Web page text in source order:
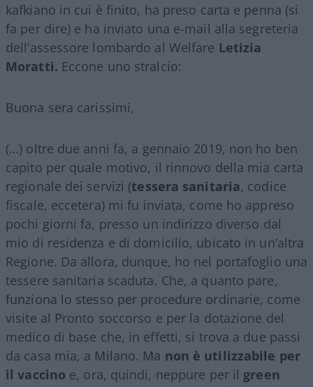
kafkiano in cui è finito, ha preso carta e penna (si
fa per dire) e ha inviato una e-mail alla segreteria
dell’assessore lombardo al Welfare Letizia
Moratti. Eccone uno stralcio:
Buona sera carissimi,
(…) oltre due anni fa, a gennaio 2019, non ho ben
capito per quale motivo, il rinnovo della mia carta
regionale dei servizi (tessera sanitaria, codice
fiscale, eccetera) mi fu inviata, come ho appreso
pochi giorni fa, presso un indirizzo diverso dal
mio di residenza e di domicilio, ubicato in un’altra
Regione. Da allora, dunque, ho nel portafoglio una
tessere sanitaria scaduta. Che, a quanto pare,
funziona lo stesso per procedure ordinarie, come
visite al Pronto soccorso e per la dotazione del
medico di base che, in effetti, si trova a due passi
da casa mia, a Milano. Ma non è utilizzabile per
il vaccino e, ora, quindi, neppure per il green